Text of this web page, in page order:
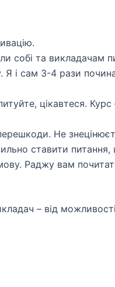
собі та викладачам
і сам 3-4 рази
цікавтеся.
Не
ставити
Раджу вам
– від